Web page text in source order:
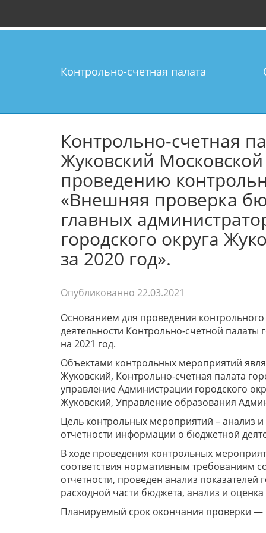
Контрольно-счетная палата
Контрольно-счетная
Жуковский
проведению
«Внешняя проверка
главных
городского округа
за 2020 год».
Опубликованно 22.03.2021
Основанием для проведения
деятельности Контрольно-счетной палаты
на 2021 год.
Объектами контрольных мероприятий
Жуковский, Контрольно-счетная палата
управление Администрации городского
Жуковский, Управление образования
Цель контрольных мероприятий – анализ
отчетности информации о бюджетной
В ходе проведения контрольных
соответствия нормативным требованиям
отчетности, проведен анализ
расходной части бюджета, анализ и
Планируемый срок окончания проверки —